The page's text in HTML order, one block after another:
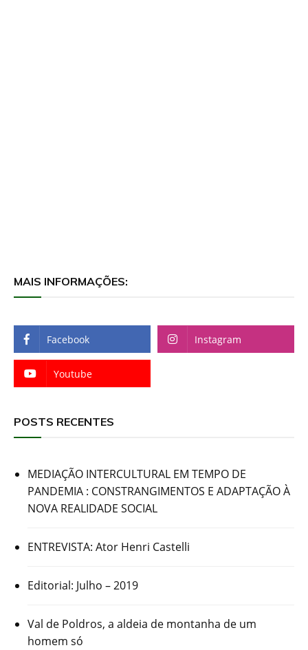
MAIS INFORMAÇÕES:
Facebook Instagram
Youtube
POSTS RECENTES
MEDIAÇÃO INTERCULTURAL EM TEMPO DE
PANDEMIA : CONSTRANGIMENTOS E ADAPTAÇÃO À
NOVA REALIDADE SOCIAL
ENTREVISTA: Ator Henri Castelli
Editorial: Julho – 2019
Val de Poldros, a aldeia de montanha de um
homem só